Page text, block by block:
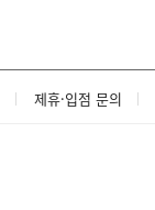
제휴·입점 문의